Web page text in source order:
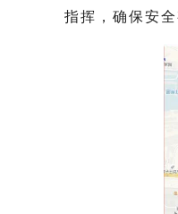
指挥，确保安全